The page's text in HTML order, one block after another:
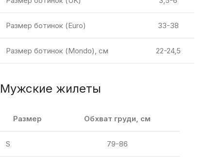
Размер ботинок (Euro) 33-38
Размер ботинок (Mondo), см 22-24,5
Мужские жилеты
Размер Обхват груди, см
S 79-86